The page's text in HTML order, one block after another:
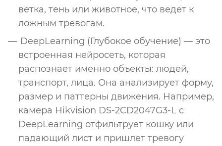
ветка, тень или животное, что ведет к
ложным тревогам.
DeepLearning (Глубокое обучение) — это
встроенная нейросеть, которая
распознает именно объекты: людей,
транспорт, лица. Она анализирует форму,
размер и паттерны движения. Например,
камера Hikvision DS-2CD2047G3-L с
DeepLearning отфильтрует кошку или
падающий лист и пришлет тревогу